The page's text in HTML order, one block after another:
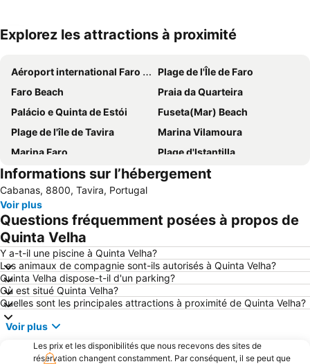
Explorez les attractions à proximité
Aéroport international Faro - Gago Coutinho
Plage de l'Île de Faro
Faro Beach
Praia da Quarteira
Palácio e Quinta de Estói
Fuseta(Mar) Beach
Plage de l'île de Tavira
Marina Vilamoura
Marina Faro
Plage d'Istantilla
Stade de l'Algarve
Praia da Ilha da Armona
Barra da Fuseta Beach
Praia Verde
Monte Gordo beach
De Vilamoura
Couvent Notre-Dame de l'Assomption
Parc Naturel de Ria Formosa
Culatra (Mar) Beach
Cathédrale de Faro
Plage de Manta Rota
Playas Isla Cristina
Tavira Gran-Plaza
Ayamonte
Isla Canela Golf
Informations sur l’hébergement
Cabanas, 8800, Tavira, Portugal
Voir plus
Questions fréquemment posées à propos de
Quinta Velha
Y a-t-il une piscine à Quinta Velha?
Les animaux de compagnie sont-ils autorisés à Quinta Velha?
Quinta Velha dispose-t-il d'un parking?
Où est situé Quinta Velha?
Quelles sont les principales attractions à proximité de Quinta Velha?
Voir plus
Les prix et les disponibilités que nous recevons des sites de
réservation changent constamment. Par conséquent, il se peut que